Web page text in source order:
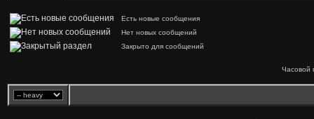
Есть новые сообщения
Нет новых сообщений
Закрыто для сообщений
Часовой